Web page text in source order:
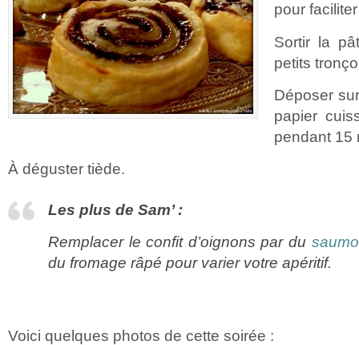
pour
Sortir la
petits
Déposer
papier
pendant 15
À déguster tiède.
Les plus de Sam’ :
Remplacer le confit d’oignons par du
du fromage râpé pour varier votre apéritif.
Voici quelques photos de cette soirée :